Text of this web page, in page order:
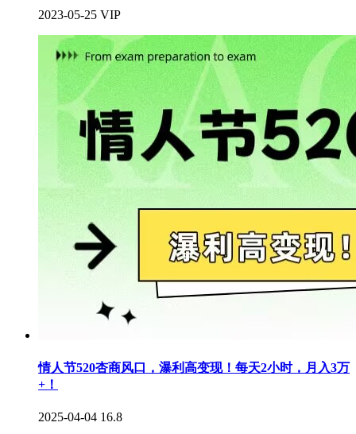
2023-05-25 VIP
情人节520杏商风口，瀑利高变现！每天2小时，月入3万
+！
2025-04-04 16.8